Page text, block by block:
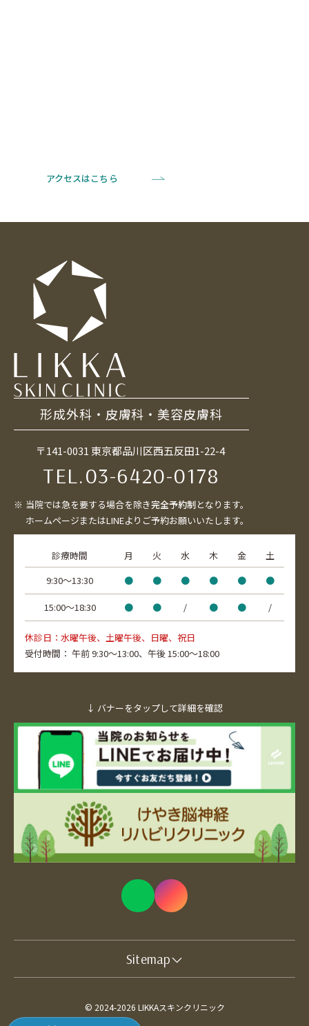
アクセスはこちら
形成外科・皮膚科・美容皮膚科
〒141-0031 東京都品川区西五反田1-22-4
TEL.03-6420-0178
当院では急を要する場合を除き完全予約制となります。
ホームページまたはLINEよりご予約お願いいたします。
診療時間 月 火 水 木 金
土
9:30〜13:30
● ● ● ● ● ●
15:00〜18:30 ● ● / ● ● /
休診日：水曜午後、土曜午後、日曜、祝日
受付時間： 午前 9:30～13:00、 午後 15:00～18:00
↓ バナーをタップして詳細を確認
Sitemap
© 2024-2026 LIKKAスキンクリニック